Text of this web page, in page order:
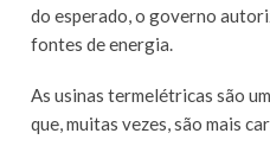
do esperado, o governo
fontes de energia.
As usinas termelétricas são
que, muitas vezes, são mais